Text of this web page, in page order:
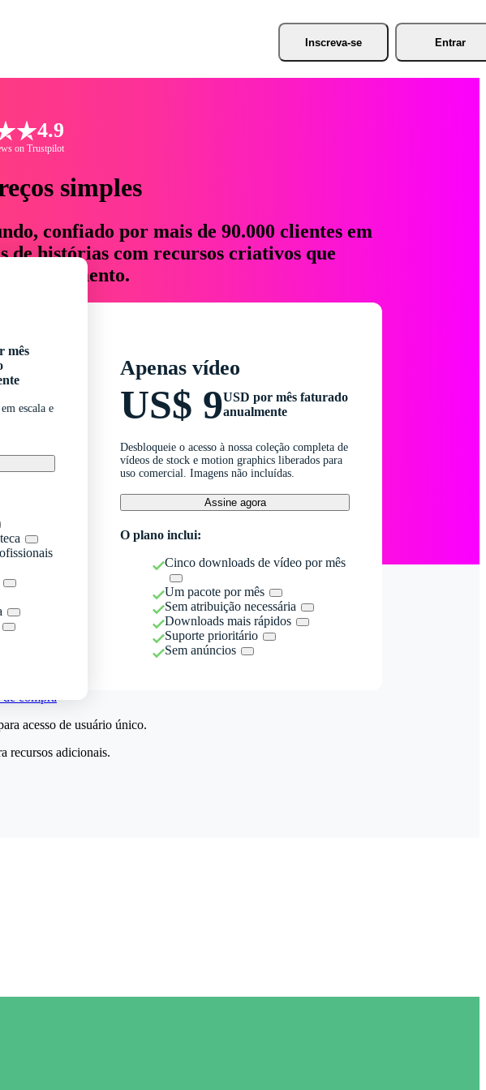
Inscreva-se Entrar
4.9
on Trustpilot
simples
confiado por mais de 90.000 clientes em
de histórias com recursos criativos que
e orçamento.
mês
escala e
Apenas vídeo
US$ 9USD por mês faturado
anualmente
Desbloqueie o acesso à nossa coleção completa de
vídeos de stock e motion graphics liberados para
uso comercial. Imagens não incluídas.
Assine agora
O plano inclui:
Cinco downloads de vídeo por mês
Um pacote por mês
Sem atribuição necessária
Downloads mais rápidos
Suporte prioritário
Sem anúncios
de compra
acesso de usuário único.
recursos adicionais.